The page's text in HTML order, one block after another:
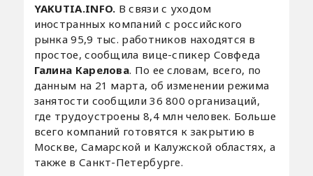
YAKUTIA.INFO. В связи с уходом
иностранных компаний с российского
рынка 95,9 тыс. работников находятся в
простое, сообщила вице-спикер Совфеда
Галина Карелова. По ее словам, всего, по
данным на 21 марта, об изменении режима
занятости сообщили 36 800 организаций,
где трудоустроены 8,4 млн человек. Больше
всего компаний готовятся к закрытию в
Москве, Самарской и Калужской областях, а
также в Санкт-Петербурге.